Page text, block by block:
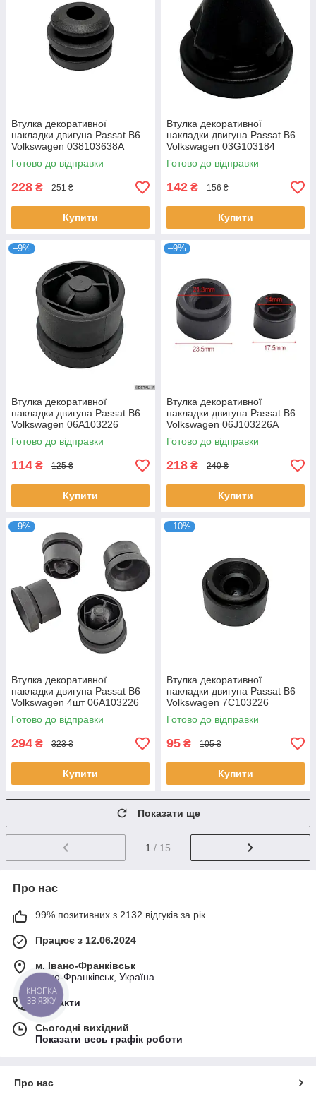
Втулка декоративної
накладки двигуна Passat B6
Volkswagen 038103638A
038103638K
Готово до відправки
228 ₴ 251 ₴
Купити
Втулка декоративної
накладки двигуна Passat B6
Volkswagen 03G103184
03G103184A 03G103184C
Готово до відправки
142 ₴ 156 ₴
Купити
–9%
Втулка декоративної
накладки двигуна Passat B6
Volkswagen 06A103226
Готово до відправки
114 ₴ 125 ₴
Купити
–9%
Втулка декоративної
накладки двигуна Passat B6
Volkswagen 06J103226A
07C103226B
Готово до відправки
218 ₴ 240 ₴
Купити
–9%
Втулка декоративної
накладки двигуна Passat B6
Volkswagen 4шт 06A103226
Готово до відправки
294 ₴ 323 ₴
Купити
–10%
Втулка декоративної
накладки двигуна Passat B6
Volkswagen 7C103226
7C103226B 03L103184
Готово до відправки
95 ₴ 105 ₴
Купити
Показати ще
1 / 15
Про нас
99% позитивних з 2132 відгуків за рік
Працює з 12.06.2024
м. Івано-Франківськ
Івано-Франківськ, Україна
Контакти
Сьогодні вихідний
Показати весь графік роботи
Про нас
КНОПКА
ЗВ'ЯЗКУ